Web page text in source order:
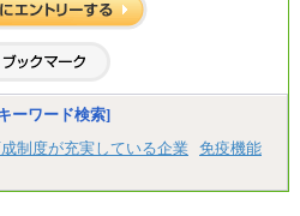
考慮の上、当社規定により優遇
金(10,000円）を含む
支援金(月額4,000円）
ーワード検索]
成制度が充実している企業
免疫機能